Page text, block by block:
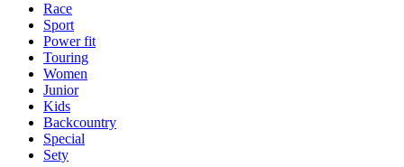
Race
Sport
Power fit
Touring
Women
Junior
Kids
Backcountry
Special
Sety